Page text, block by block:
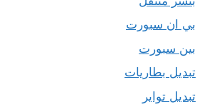
بي ان سبورت
بين سبورت
تبديل بطاريات
تبديل تواير